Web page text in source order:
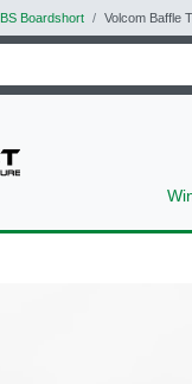
BS Boardshort Volcom Baffle